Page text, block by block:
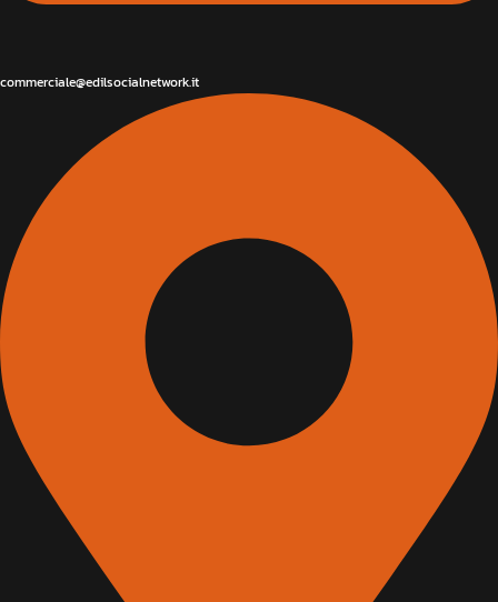
commerciale@edilsocialnetwork.it